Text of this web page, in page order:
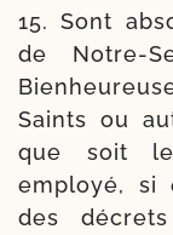
15. Sont
de Notre-​
Saints ou
que soit le
employé, si
des